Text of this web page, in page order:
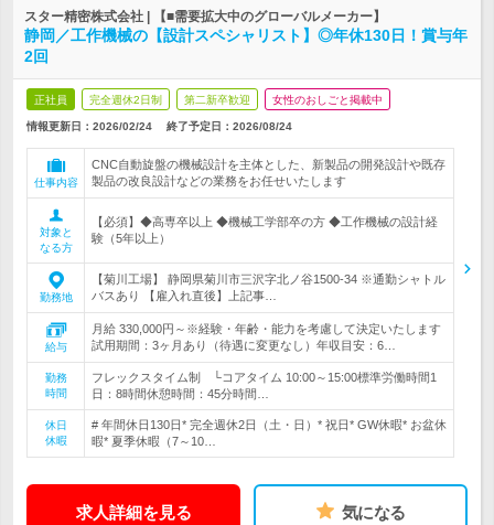
スター精密株式会社 | 【■需要拡大中のグローバルメーカー】
静岡／工作機械の【設計スペシャリスト】◎年休130日！賞与年
2回
正社員 完全週休2日制 第二新卒歓迎 女性のおしごと掲載中
情報更新日：2026/02/24 終了予定日： 2026/08/24
仕事内容
CNC自動旋盤の機械設計を主体とした、新製品の開発設計や既存
製品の改良設計などの業務をお任せいたします
対象と
なる方
【必須】◆高専卒以上 ◆機械工学部卒の方 ◆工作機械の設計経
験（5年以上）
勤務地
【菊川工場】 静岡県菊川市三沢字北ノ谷1500-34 ※通勤シャトル
バスあり 【雇入れ直後】上記事…
給与
月給 330,000円～※経験・年齢・能力を考慮して決定いたします
試用期間：3ヶ月あり（待遇に変更なし）年収目安：6…
勤務
時間
フレックスタイム制 └コアタイム 10:00～15:00標準労働時間1
日：8時間休憩時間：45分時間…
休日
休暇
# 年間休日130日* 完全週休2日（土・日）* 祝日* GW休暇* お盆休
暇* 夏季休暇（7～10…
求人詳細を見る 気になる